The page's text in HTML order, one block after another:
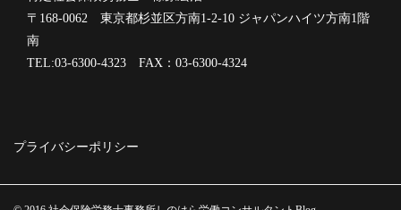
〒168-0062 東京都杉並区方南1-2-10 ジャパンハイツ方南1階
南
TEL:03-6300-4323 FAX：03-6300-4324
プライバシーポリシー